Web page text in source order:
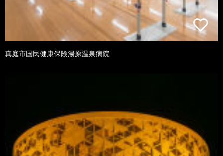
真庭市国民健康保険湯原温泉病院